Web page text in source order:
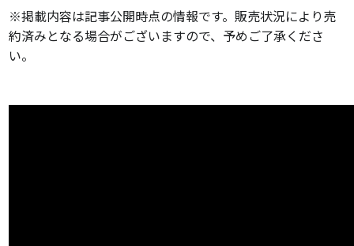
※掲載内容は記事公開時点の情報です。販売状況により売
約済みとなる場合がございますので、予めご了承くださ
い。